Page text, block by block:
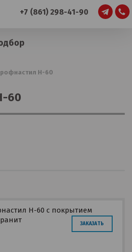
+7 (861) 298-41-90
Н-60
60
Н-60 с покрытием
ЗАКАЗАТЬ